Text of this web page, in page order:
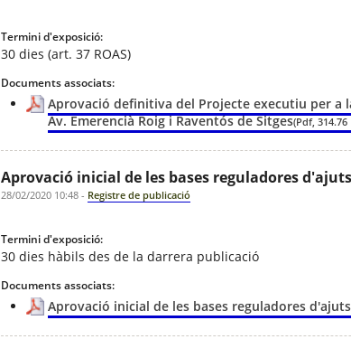
Termini d'exposició:
30 dies (art. 37 ROAS)
Documents associats:
Aprovació definitiva del Projecte executiu per a
Av. Emerencià Roig i Raventós de Sitges(Pdf, 314.76
Aprovació inicial de les bases reguladores
28/02/2020 10:48 - Registre de publicació
Termini d'exposició:
30 dies hàbils des de la darrera publicació
Documents associats:
Aprovació inicial de les bases reguladores